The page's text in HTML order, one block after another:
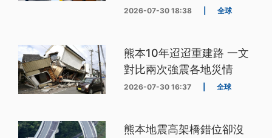
2026-07-30 18:38 全球
熊本10年迢迢重建路 一文
對比兩次強震各地災情
2026-07-30 16:37 全球
熊本地震高架橋錯位卻沒